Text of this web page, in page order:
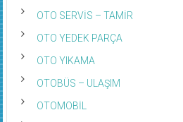
OTO SERVİS – TAMİR
OTO YEDEK PARÇA
OTO YIKAMA
OTOBÜS – ULAŞIM
OTOMOBİL